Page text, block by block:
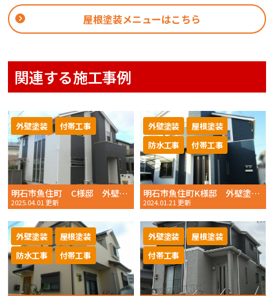
屋根塗装メニューはこちら
関連する施工事例
明石市魚住町 C様邸 外壁塗装 2024年 12月完工 おかちゃんペイント
2025.04.01 更新
外壁塗装 付帯工事
明石市魚住町K様邸 外壁塗装・屋根塗装・ベランダトップコート塗布 2023年9月完工 おかちゃんペイント
2024.01.21 更新
外壁塗装
屋根塗装
防水工事
付帯工事
外壁塗装
屋根塗装
防水工事
付帯工事
外壁塗装
屋根塗装
付帯工事